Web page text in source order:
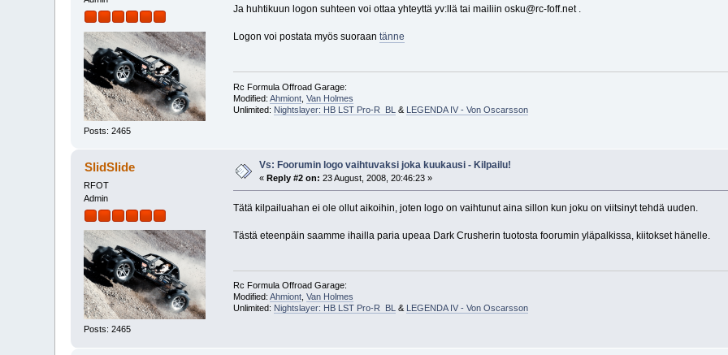
Posts: 2465
Ja huhtikuun logon suhteen voi ottaa yhteyttä yv:llä tai mailiin osku@rc-foff.net .
Logon voi postata myös suoraan tänne
Rc Formula Offroad Garage:
Modified: Ahmiont, Van Holmes
Unlimited: Nightslayer: HB LST Pro-R BL & LEGENDA IV - Von Oscarsson
SlidSlide
RFOT
Admin
Posts: 2465
Vs: Foorumin logo vaihtuvaksi joka kuukausi - Kilpailu!
«Reply #2 on: 23 August, 2008, 20:46:23 »
Tätä kilpailuahan ei ole ollut aikoihin, joten logo on vaihtunut aina sillon kun joku on viitsinyt tehdä uuden.
Tästä eteenpäin saamme ihailla paria upeaa Dark Crusherin tuotosta foorumin yläpalkissa, kiitokset hänelle.
Rc Formula Offroad Garage:
Modified: Ahmiont, Van Holmes
Unlimited: Nightslayer: HB LST Pro-R BL & LEGENDA IV - Von Oscarsson